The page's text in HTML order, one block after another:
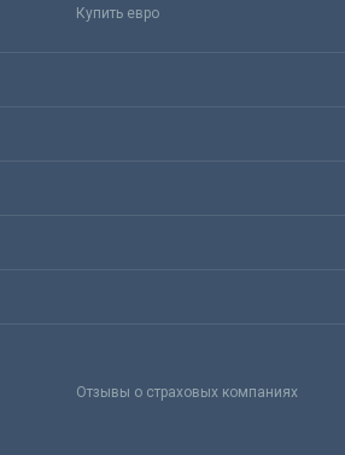
Купить евро
Отзывы о страховых компаниях